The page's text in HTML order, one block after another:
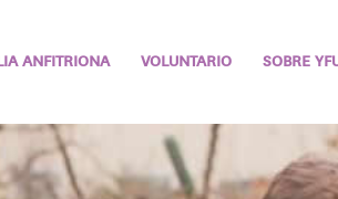
ANFITRIONA VOLUNTARIO SOBRE